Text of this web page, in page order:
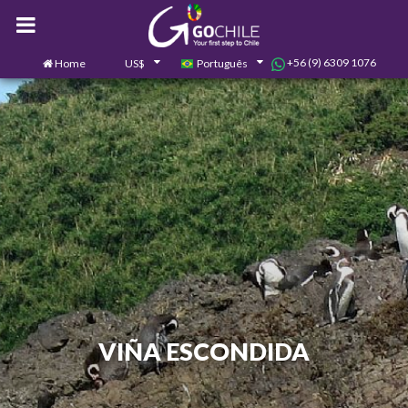
Home US$ Português +56 (9) 6309 1076
Contate-nos 0
VIÑA ESCONDIDA